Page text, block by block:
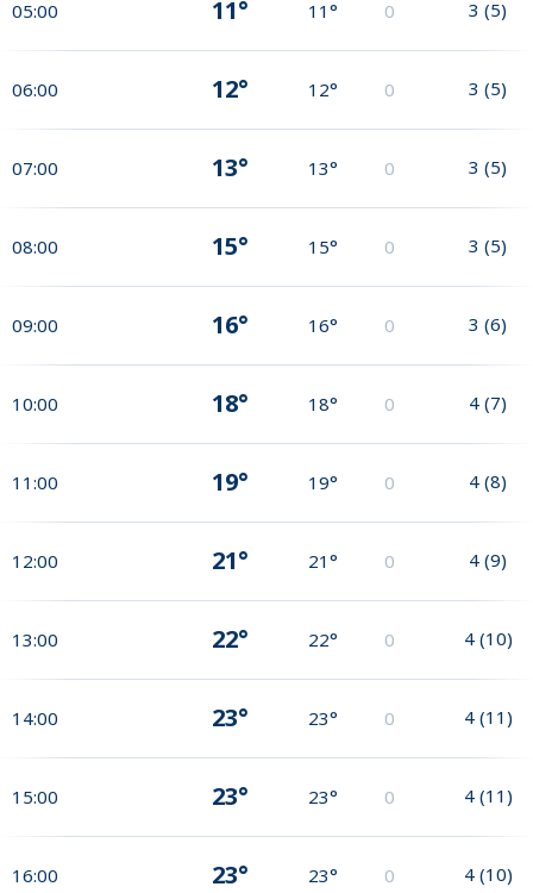
05:00 11° 11° 0 3 (5)
06:00 12° 12° 0 3 (5)
07:00 13° 13° 0 3 (5)
08:00 15° 15° 0 3 (5)
09:00 16° 16° 0 3 (6)
10:00 18° 18° 0 4 (7)
11:00 19° 19° 0 4 (8)
12:00 21° 21° 0 4 (9)
13:00 22° 22° 0 4 (10)
14:00 23° 23° 0 4 (11)
15:00 23° 23° 0 4 (11)
16:00 23° 23° 0 4 (10)